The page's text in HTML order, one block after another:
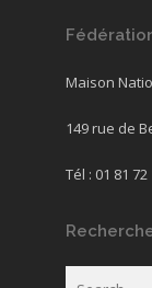
Maison
149 rue de
Tél : 01 81 72